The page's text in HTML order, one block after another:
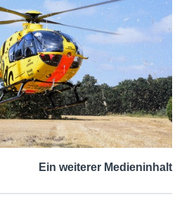
Ein weiterer Medieninhalt